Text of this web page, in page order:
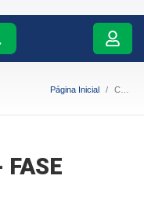
Página Inicial Covid - Vacinação